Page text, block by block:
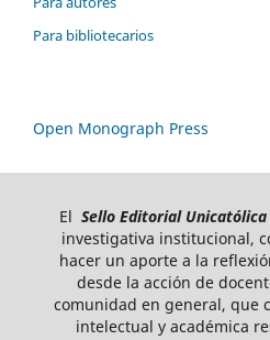
Para bibliotecarios
Open Monograph Press
El Sello Editorial Unicatólica
investigativa institucional,
hacer un aporte a la
desde la acción de
comunidad en general, que
intelectual y académica